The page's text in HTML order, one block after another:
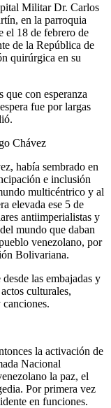
Militar Dr. Carlos
en la parroquia
el 18 de febrero de
de la República de
quirúrgica en su
con esperanza
fue por largas
Chávez
había sembrado en
e inclusión
multicéntrico y al
elevada ese 5 de
antiimperialistas y
mundo que daban
venezolano, por
Bolivariana.
las embajadas y
culturales,
canciones.
la activación de
Nacional
la paz, el
Por primera vez
en funciones.